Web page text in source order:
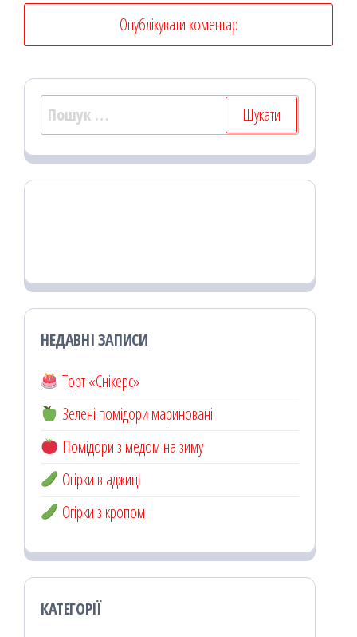
Пошук:
НЕДАВНІ ЗАПИСИ
Торт «Снікерс»
Зелені помідори мариновані
Помідори з медом на зиму
Огірки в аджиці
Огірки з кропом
КАТЕГОРІЇ